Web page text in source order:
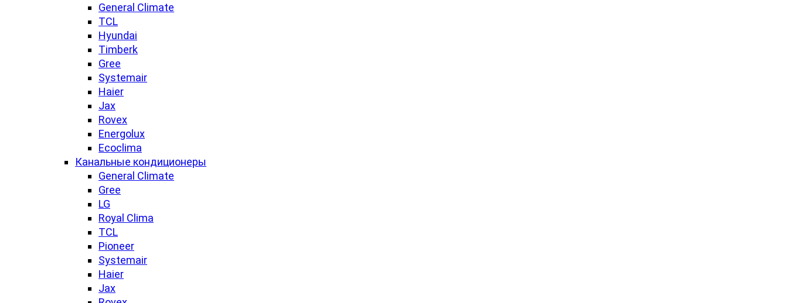
General Climate
TCL
Hyundai
Timberk
Gree
Systemair
Haier
Jax
Rovex
Energolux
Ecoclima
Канальные кондиционеры
General Climate
Gree
LG
Royal Clima
TCL
Pioneer
Systemair
Haier
Jax